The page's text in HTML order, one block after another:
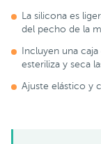
La silicona es
del pecho de la
Incluyen una
esteriliza y seca
Ajuste elástico y